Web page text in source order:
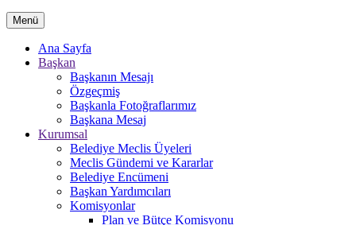
Menü
Ana Sayfa
Başkan
Başkanın Mesajı
Özgeçmiş
Başkanla Fotoğraflarımız
Başkana Mesaj
Kurumsal
Belediye Meclis Üyeleri
Meclis Gündemi ve Kararlar
Belediye Encümeni
Başkan Yardımcıları
Komisyonlar
Plan ve Bütçe Komisyonu